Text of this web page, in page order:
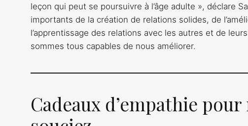
leçon qui peut se poursuivre à l’âge adulte », déclare
importants de la création de relations solides, de
l’apprentissage des relations avec les autres et de
sommes tous capables de nous améliorer.
Cadeaux d’empathie